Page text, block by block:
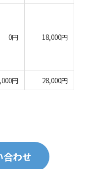
0円 18,000円
円 28,000円
合わせ